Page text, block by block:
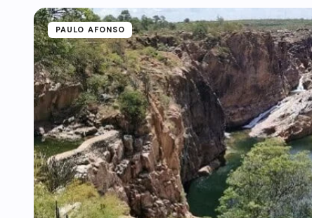
PAULO AFONSO